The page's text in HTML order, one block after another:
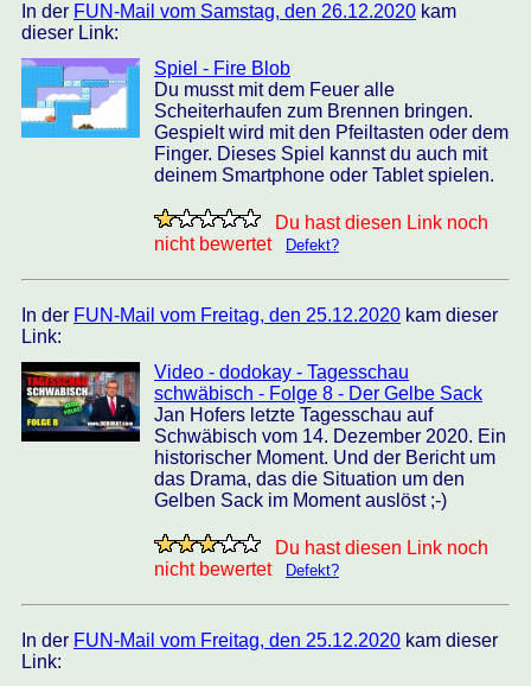
In der FUN-Mail vom Samstag, den 26.12.2020 kam
dieser Link:
Spiel - Fire Blob
Du musst mit dem Feuer alle
Scheiterhaufen zum Brennen bringen.
Gespielt wird mit den Pfeiltasten oder dem
Finger. Dieses Spiel kannst du auch mit
deinem Smartphone oder Tablet spielen.
Du hast diesen Link noch
nicht bewertet
Defekt?
In der FUN-Mail vom Freitag, den 25.12.2020 kam dieser
Link:
Video - dodokay - Tagesschau
schwäbisch - Folge 8 - Der Gelbe Sack
Jan Hofers letzte Tagesschau auf
Schwäbisch vom 14. Dezember 2020. Ein
historischer Moment. Und der Bericht um
das Drama, das die Situation um den
Gelben Sack im Moment auslöst ;-)
Du hast diesen Link noch
nicht bewertet
Defekt?
In der FUN-Mail vom Freitag, den 25.12.2020 kam dieser
Link: